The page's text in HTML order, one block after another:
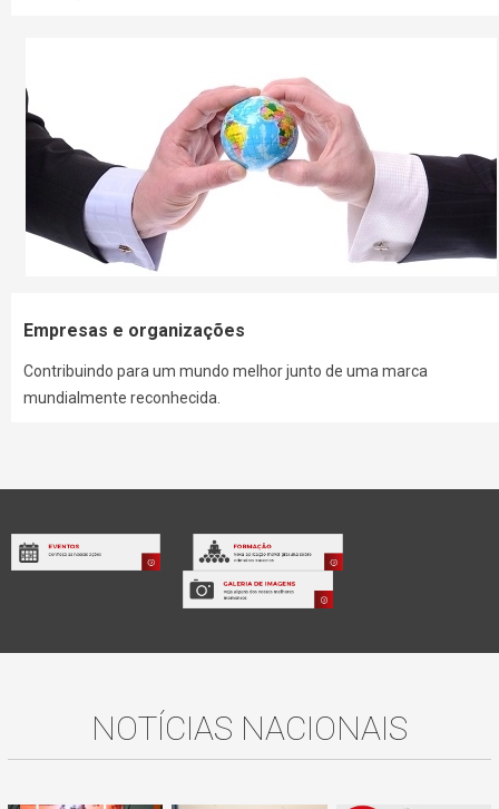
Empresas e organizações
Contribuindo para um mundo melhor junto de uma marca
mundialmente reconhecida.
NOTÍCIAS NACIONAIS